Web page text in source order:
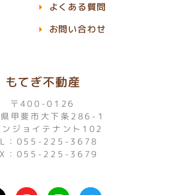
もてぎ不動産
〒400-0126
甲斐市大下条286-1
ンジョイテナント102
：055-225-3678
：055-225-3679
I L T
よくある質問
お問い合わせ